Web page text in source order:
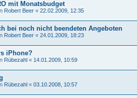
mit Monatsbudget
Robert Beer « 22.02.2009, 12:35
bei noch nicht beendeten Angeboten
Robert Beer « 24.01.2009, 18:23
iPhone?
Rübezahl « 14.01.2009, 10:59
Rübezahl « 03.10.2008, 10:57